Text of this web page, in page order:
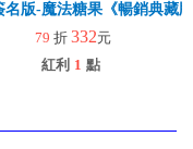
名版-魔法糖果《暢銷典藏
79 折 332元
紅利 1 點